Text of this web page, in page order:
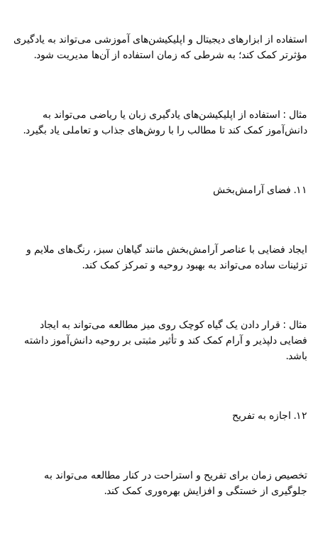
استفاده از ابزارهای دیجیتال و اپلیکیشن‌های آموزشی می‌تواند به یادگیری
مؤثرتر کمک کند؛ به شرطی که زمان استفاده از آن‌ها مدیریت شود.
مثال : استفاده از اپلیکیشن‌های یادگیری زبان یا ریاضی می‌تواند به
دانش‌آموز کمک کند تا مطالب را با روش‌های جذاب و تعاملی یاد بگیرد.
۱۱. فضای آرامش‌بخش
ایجاد فضایی با عناصر آرامش‌بخش مانند گیاهان سبز، رنگ‌های ملایم و
تزئینات ساده می‌تواند به بهبود روحیه و تمرکز کمک کند.
مثال : قرار دادن یک گیاه کوچک روی میز مطالعه می‌تواند به ایجاد
فضایی دلپذیر و آرام کمک کند و تأثیر مثبتی بر روحیه دانش‌آموز داشته
باشد.
۱۲. اجازه به تفریح
تخصیص زمان برای تفریح و استراحت در کنار مطالعه می‌تواند به
جلوگیری از خستگی و افزایش بهره‌وری کمک کند.